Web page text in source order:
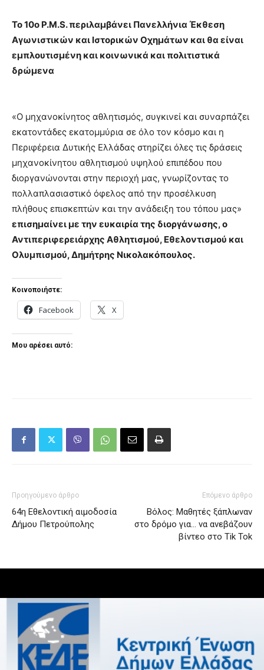
Το 10ο P.M.S. περιλαμβάνει Πανελλήνια Έκθεση
Αγωνιστικών και Ιστορικών Οχημάτων και θα είναι
εμπλουτισμένη και κοινωνικά και πολιτιστικά
δρώμενα
«Ο μηχανοκίνητος αθλητισμός, συγκινεί και συναρπάζει
εκατοντάδες εκατομμύρια σε όλο τον κόσμο και η
Περιφέρεια Δυτικής Ελλάδας στηρίζει όλες τις δράσεις
μηχανοκίνητου αθλητισμού υψηλού επιπέδου που
διοργανώνονται στην περιοχή μας, γνωρίζοντας το
πολλαπλασιαστικό όφελος από την προσέλκυση
πλήθους επισκεπτών και την ανάδειξη του τόπου μας»
επισημαίνει με την ευκαιρία της διοργάνωσης, ο
Αντιπεριφερειάρχης Αθλητισμού, Εθελοντισμού και
Ολυμπισμού, Δημήτρης Νικολακόπουλος.
Κοινοποιήστε:
Facebook X
Μου αρέσει αυτό:
Προηγούμενο άρθρο
64η Εθελοντική αιμοδοσία
Δήμου Πετρούπολης
Επόμενο άρθρο
Βόλος: Μαθητές ξάπλωναν
στο δρόμο για… να ανεβάζουν
βίντεο στο Tik Tok